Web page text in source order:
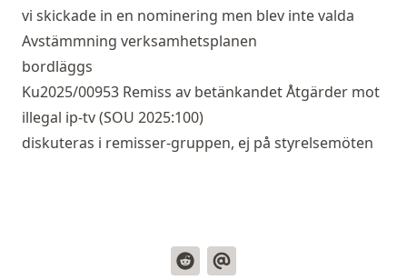
vi skickade in en nominering men blev inte valda
Avstämmning verksamhetsplanen
bordläggs
Ku2025/00953 Remiss av betänkandet Åtgärder mot
illegal ip-tv (SOU 2025:100)
diskuteras i remisser-gruppen, ej på styrelsemöten